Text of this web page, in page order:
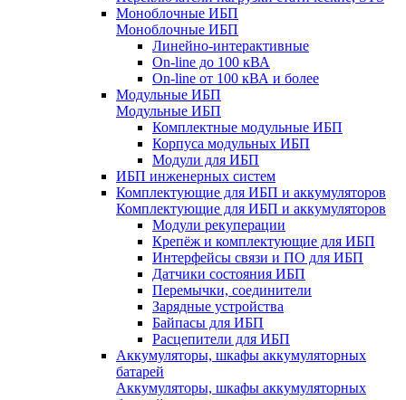
Моноблочные ИБП
Моноблочные ИБП
Линейно-интерактивные
On-line до 100 кВА
On-line от 100 кВА и более
Модульные ИБП
Модульные ИБП
Комплектные модульные ИБП
Корпуса модульных ИБП
Модули для ИБП
ИБП инженерных систем
Комплектующие для ИБП и аккумуляторов
Комплектующие для ИБП и аккумуляторов
Модули рекуперации
Крепёж и комплектующие для ИБП
Интерфейсы связи и ПО для ИБП
Датчики состояния ИБП
Перемычки, соединители
Зарядные устройства
Байпасы для ИБП
Расцепители для ИБП
Аккумуляторы, шкафы аккумуляторных
батарей
Аккумуляторы, шкафы аккумуляторных